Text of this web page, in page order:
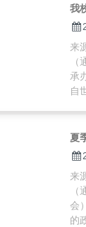
我
来
承
自
夏
来
会
的